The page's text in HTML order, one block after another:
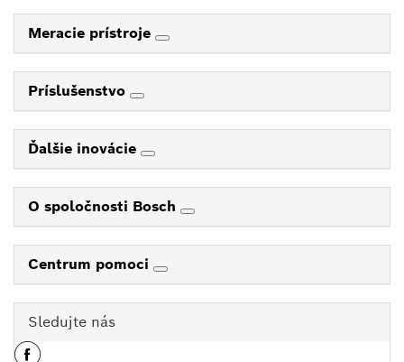
Meracie prístroje
Príslušenstvo
Ďalšie inovácie
O spoločnosti Bosch
Centrum pomoci
Sledujte nás